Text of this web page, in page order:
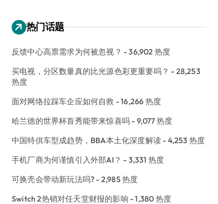
热门话题
反馈中心高票需求为何被忽视？ - 36,902 热度
买电视，分区数量真的比光源色彩更重要吗？ - 28,253
热度
面对网络拉踩车企应如何自救 - 16,266 热度
哈兰德的世界杯首秀能带来惊喜吗 - 9,077 热度
中国特供车型成趋势，BBA本土化深度解读 - 4,253 热度
手机厂商为何谨慎引入外部AI？ - 3,331 热度
可换壳会带动新玩法吗? - 2,985 热度
Switch 2热销对任天堂财报的影响 - 1,380 热度